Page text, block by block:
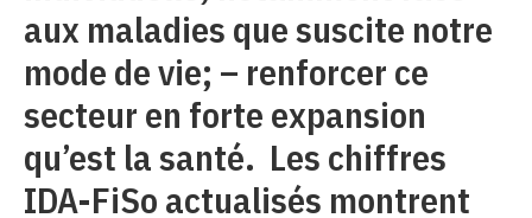
aux maladies que suscite notre
mode de vie; – renforcer ce
secteur en forte expansion
qu’est la santé. Les chiffres
IDA-FiSo actualisés montrent